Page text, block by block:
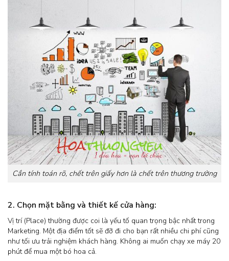
Cần tính toán rõ, chết trên giấy hơn là chết trên thương trường
2. Chọn mặt bằng và thiết kế cửa hàng:
Vị trí (Place) thường được coi là yếu tố quan trọng bậc nhất trong
Marketing. Một địa điểm tốt sẽ đỡ đi cho bạn rất nhiều chi phí cũng
như tối ưu trải nghiệm khách hàng. Không ai muốn chạy xe máy 20
phút để mua một bó hoa cả.